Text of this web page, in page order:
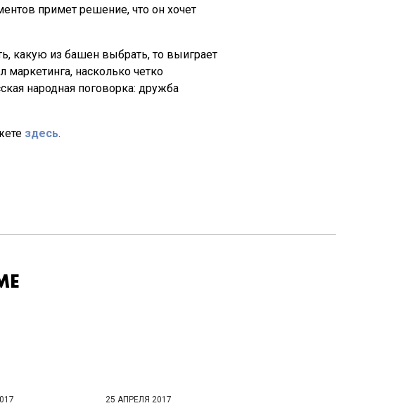
примет решение, что он хочет
какую из башен выбрать, то выиграет
маркетинга, насколько четко
народная поговорка: дружба
здесь.
25 АПРЕЛЯ 2017